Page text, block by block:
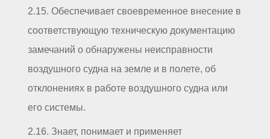
2.15. Обеспечивает своевременное внесение в
соответствующую техническую документацию
замечаний о обнаружены неисправности
воздушного судна на земле и в полете, об
отклонениях в работе воздушного судна или
его системы.
2.16. Знает, понимает и применяет